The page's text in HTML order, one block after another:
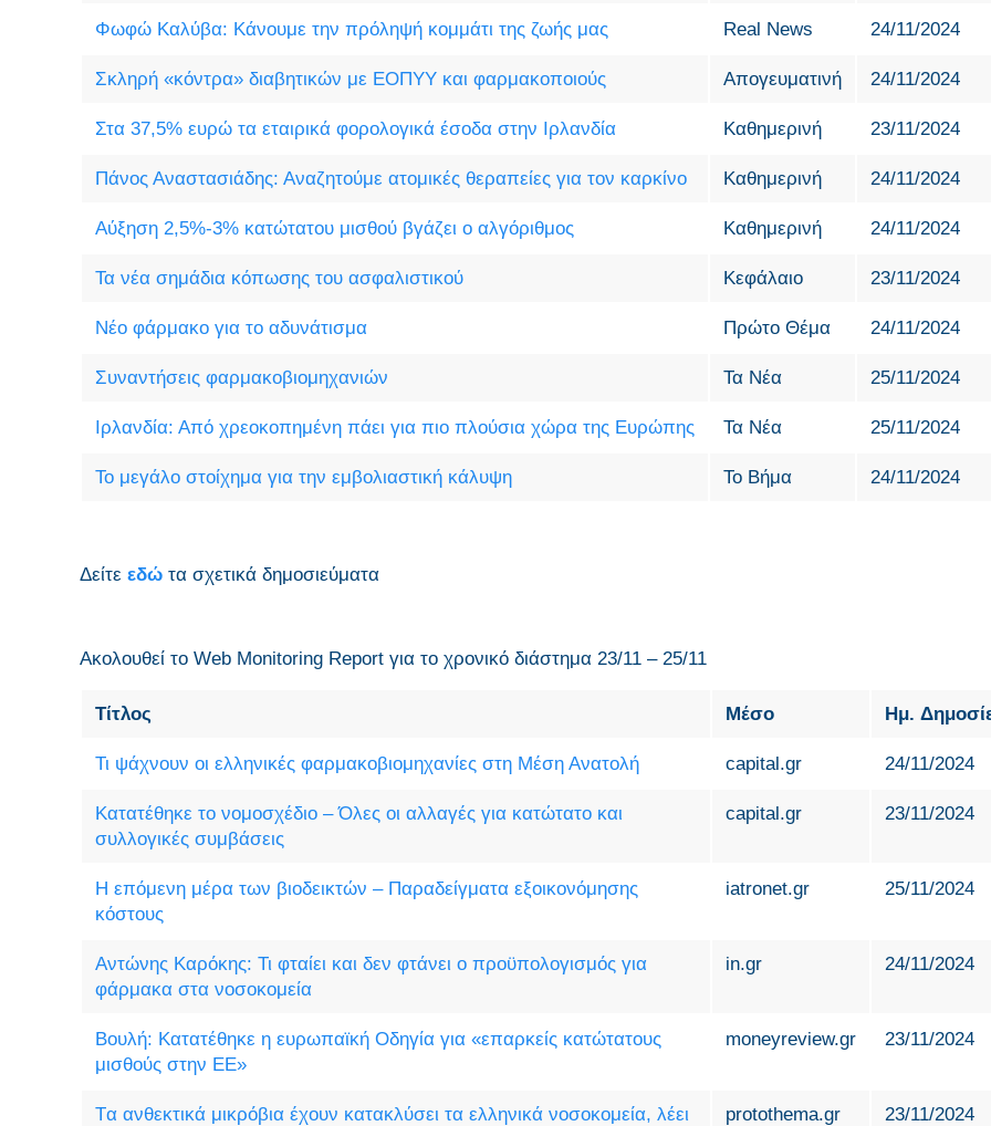
Φωφώ Καλύβα: Κάνουμε την πρόληψή κομμάτι της ζωής μας Real News 24/11/2024
Σκληρή «κόντρα» διαβητικών με ΕΟΠΥΥ και φαρμακοποιούς Απογευματινή 24/11/2024
Στα 37,5% ευρώ τα εταιρικά φορολογικά έσοδα στην Ιρλανδία Καθημερινή 23/11/2024
Πάνος Αναστασιάδης: Αναζητούμε ατομικές θεραπείες για τον καρκίνο Καθημερινή 24/11/2024
Αύξηση 2,5%-3% κατώτατου μισθού βγάζει ο αλγόριθμος Καθημερινή 24/11/2024
Τα νέα σημάδια κόπωσης του ασφαλιστικού Κεφάλαιο 23/11/2024
Νέο φάρμακο για το αδυνάτισμα Πρώτο Θέμα 24/11/2024
Συναντήσεις φαρμακοβιομηχανιών Τα Νέα 25/11/2024
Ιρλανδία: Από χρεοκοπημένη πάει για πιο πλούσια χώρα της Ευρώπης Τα Νέα 25/11/2024
Το μεγάλο στοίχημα για την εμβολιαστική κάλυψη Το Βήμα 24/11/2024
Δείτε εδώ τα σχετικά δημοσιεύματα
Ακολουθεί το Web Monitoring Report για τo χρονικό διάστημα 23/11 – 25/11
Τίτλος Μέσο Ημ.
Τι ψάχνουν οι ελληνικές φαρμακοβιομηχανίες στη Μέση Ανατολή capital.gr 24/11/2024
Κατατέθηκε το νομοσχέδιο – Όλες οι αλλαγές για κατώτατο και
συλλογικές συμβάσεις
capital.gr 23/11/2024
H επόμενη μέρα των βιοδεικτών – Παραδείγματα εξοικονόμησης
κόστους
iatronet.gr 25/11/2024
Αντώνης Καρόκης: Τι φταίει και δεν φτάνει ο προϋπολογισμός για
φάρμακα στα νοσοκομεία
in.gr 24/11/2024
Βουλή: Κατατέθηκε η ευρωπαϊκή Οδηγία για «επαρκείς κατώτατους
μισθούς στην ΕΕ»
moneyreview.gr 23/11/2024
Tα ανθεκτικά μικρόβια έχουν κατακλύσει τα ελληνικά νοσοκομεία, λέει
protothema.gr 23/11/2024